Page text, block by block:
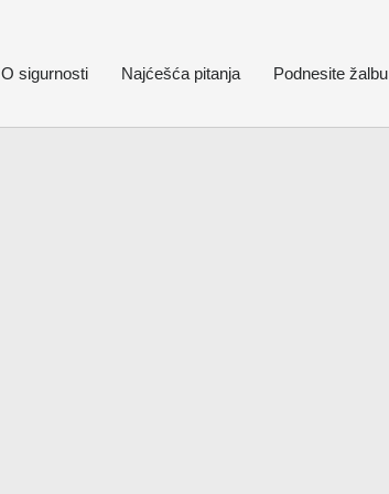
O sigurnosti Najćešća pitanja Podnesite žalbu